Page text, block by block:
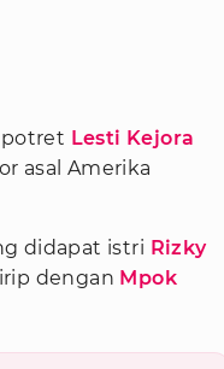
Lesti Kejora
asal Amerika
didapat istri Rizky
dengan Mpok